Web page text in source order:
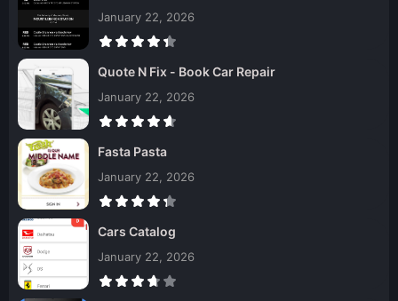
January 22, 2026
Quote N Fix - Book Car Repair
January 22, 2026
Fasta Pasta
January 22, 2026
Cars Catalog
January 22, 2026